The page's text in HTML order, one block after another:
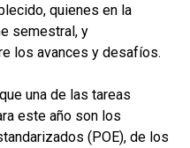
quienes en la
semestral, y
los avances y desafíos.
una de las tareas
este año son los
(POE), de los